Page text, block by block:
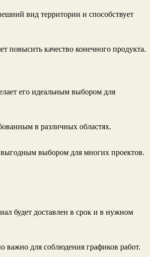
вид территории и способствует
повысить качество конечного продукта.
его идеальным выбором для
в различных областях.
выгодным выбором для многих проектов.
будет доставлен в срок и в нужном
важно для соблюдения графиков работ.